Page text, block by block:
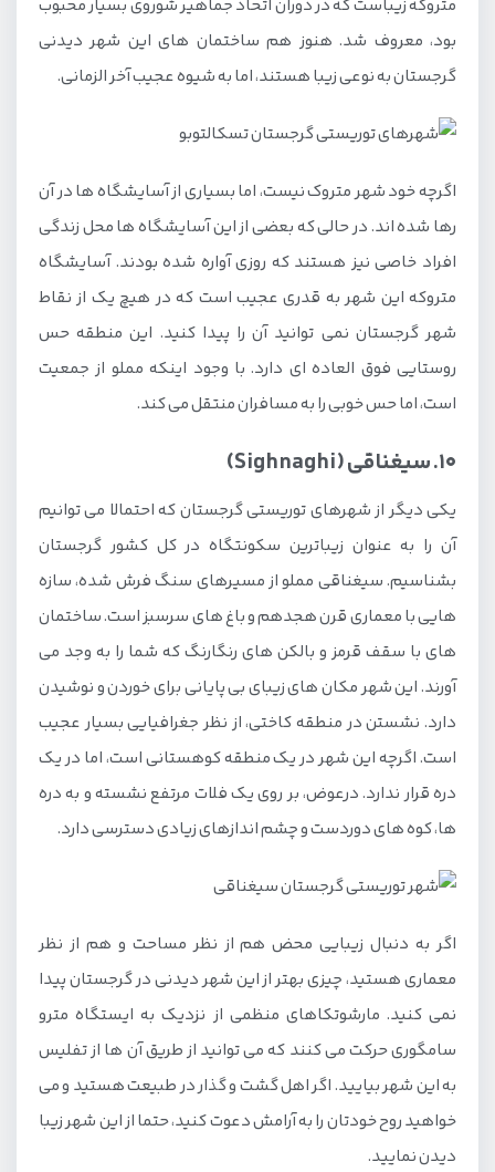
متروکه زیباست که در دوران اتحاد جماهیر شوروی بسیار محبوب
بود، معروف شد. هنوز هم ساختمان های این شهر دیدنی
گرجستان به نوعی زیبا هستند، اما به شیوه عجیب آخر الزمانی.
اگرچه خود شهر متروک نیست، اما بسیاری از آسایشگاه ها در آن
رها شده اند. در حالی که بعضی از این آسایشگاه ها محل زندگی
افراد خاصی نیز هستند که روزی آواره شده بودند. آسایشگاه
متروکه این شهر به قدری عجیب است که در هیچ یک از نقاط
شهر گرجستان نمی توانید آن را پیدا کنید. این منطقه حس
روستایی فوق العاده ای دارد. با وجود اینکه مملو از جمعیت
است، اما حس خوبی را به مسافران منتقل می کند.
10. سیغناقی (Sighnaghi)
یکی دیگر از شهرهای توریستی گرجستان که احتمالا می توانیم
آن را به عنوان زیباترین سکونتگاه در کل کشور گرجستان
بشناسیم. سیغناقی مملو از مسیرهای سنگ فرش شده، سازه
هایی با معماری قرن هجدهم و باغ های سرسبز است. ساختمان
های با سقف قرمز و بالکن های رنگارنگ که شما را به وجد می
آورند. این شهر مکان های زیبای بی پایانی برای خوردن و نوشیدن
دارد. نشستن در منطقه کاختی، از نظر جغرافیایی بسیار عجیب
است. اگرچه این شهر در یک منطقه کوهستانی است، اما در یک
دره قرار ندارد. درعوض، بر روی یک فلات مرتفع نشسته و به دره
ها، کوه های دوردست و چشم اندازهای زیادی دسترسی دارد.
اگر به دنبال زیبایی محض هم از نظر مساحت و هم از نظر
معماری هستید، چیزی بهتر از این شهر دیدنی در گرجستان پیدا
نمی کنید. مارشوتکاهای منظمی از نزدیک به ایستگاه مترو
سامگوری حرکت می کنند که می توانید از طریق آن ها از تفلیس
به این شهر بیایید. اگر اهل گشت و گذار در طبیعت هستید و می
خواهید روح خودتان را به آرامش دعوت کنید، حتما از این شهر زیبا
دیدن نمایید.